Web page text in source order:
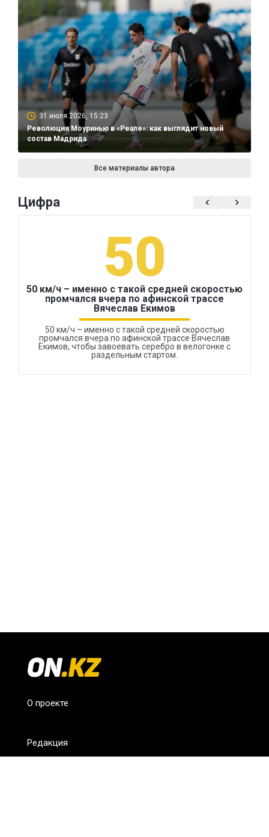
31 июля 2026, 15:23
Революция Моуринью в «Реале»: как выглядит новый
состав Мадрида
Все материалы автора
Цифра
50
50 км/ч – именно с такой средней скоростью
промчался вчера по афинской трассе
Вячеслав Екимов
50 км/ч – именно с такой средней скоростью
промчался вчера по афинской трассе Вячеслав
Екимов, чтобы завоевать серебро в велогонке с
раздельным стартом.
О проекте
Редакция